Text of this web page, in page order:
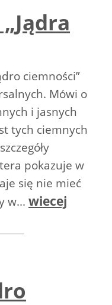
ciemności”
Mówi o
i jasnych
tych ciemnych
pokazuje w
się nie mieć
w... wiecej